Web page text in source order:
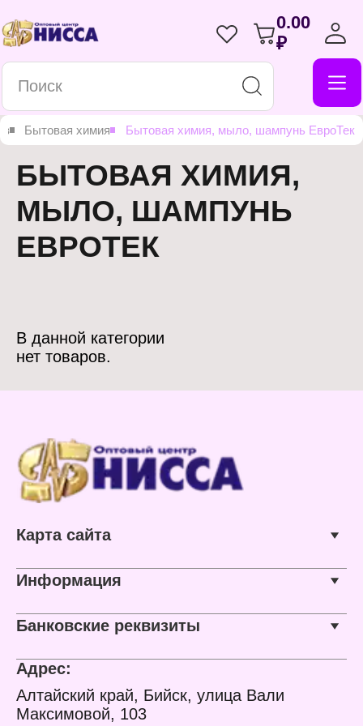
0.00
₽
Бытовая химия Бытовая химия, мыло, шампунь ЕвроТек
БЫТОВАЯ ХИМИЯ,
МЫЛО, ШАМПУНЬ
ЕВРОТЕК
В данной категории
нет товаров.
Карта сайта
Информация
Банковские реквизиты
Адрес:
Алтайский край, Бийск, улица Вали
Максимовой, 103